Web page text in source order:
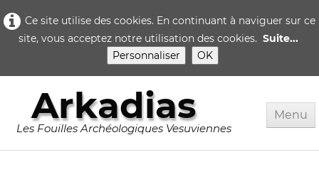
Ce site utilise des cookies. En continuant à naviguer sur ce
site, vous acceptez notre utilisation des cookies. Suite...
Personnaliser
OK
Arkadias
Les Fouilles Archéologiques Vesuviennes
Menu